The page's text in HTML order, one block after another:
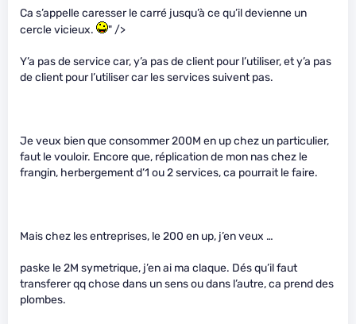
Ca s’appelle caresser le carré jusqu’à ce qu’il devienne un
cercle vicieux.
" />
Y’a pas de service car, y’a pas de client pour l’utiliser, et y’a pas
de client pour l’utiliser car les services suivent pas.
Je veux bien que consommer 200M en up chez un particulier,
faut le vouloir. Encore que, réplication de mon nas chez le
frangin, herbergement d’1 ou 2 services, ca pourrait le faire.
Mais chez les entreprises, le 200 en up, j’en veux …
paske le 2M symetrique, j’en ai ma claque. Dés qu’il faut
transferer qq chose dans un sens ou dans l’autre, ca prend des
plombes.